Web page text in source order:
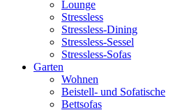
Lounge
Stressless
Stressless-Dining
Stressless-Sessel
Stressless-Sofas
Garten
Wohnen
Beistell- und Sofatische
Bettsofas